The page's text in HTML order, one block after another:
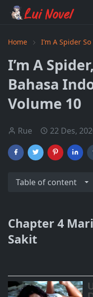
Home I’m A Spider
I’m A
Bahasa
Volume 10
Rue 22 Des,
Table of content
Chapter 4
Sakit